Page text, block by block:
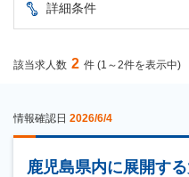
詳細条件
該当求人数 2 件 (1～2件を表示中)
情報確認日 2026/6/4
鹿児島県内に展開す